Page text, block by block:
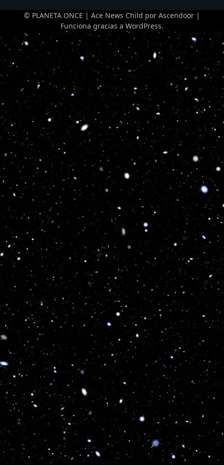
© PLANETA ONCE | Ace News Child por Ascendoor |
Funciona gracias a WordPress.
Optimized by Seraphinite Accelerator
Turns on site high speed to be attractive for people and search engines.